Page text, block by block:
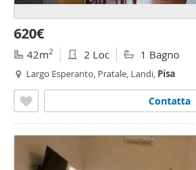
620€
42m2 2 Loc 1 Bagno
Largo Esperanto, Pratale, Landi, Pisa
Contatta